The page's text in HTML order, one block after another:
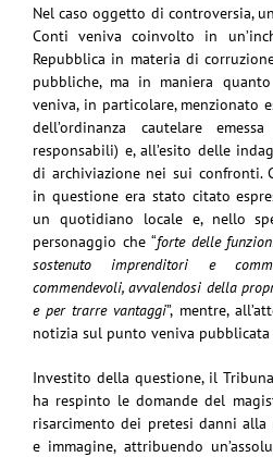
Nel caso oggetto di controversia,
Conti veniva coinvolto in
Repubblica in materia di
pubbliche, ma in maniera
veniva, in particolare, menzionato
dell’ordinanza cautelare
responsabili) e, all’esito delle
di archiviazione nei sui confronti.
in questione era stato citato
un quotidiano locale e, nello
personaggio che “forte delle
sostenuto imprenditori e
commendevoli, avvalendosi della
e per trarre vantaggi”, mentre,
notizia sul punto veniva
Investito della questione, il
ha respinto le domande del
risarcimento dei pretesi danni
e immagine, attribuendo